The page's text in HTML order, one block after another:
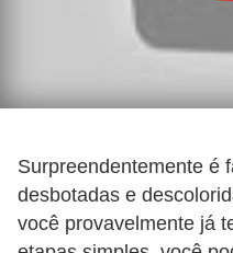
Surpreendentemente é
desbotadas e
você provavelmente já